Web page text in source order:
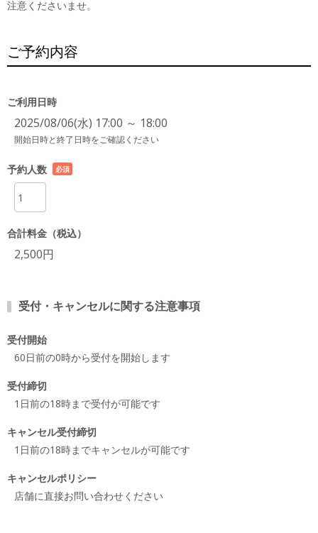
注意くださいませ。
ご予約内容
ご利用日時
2025/08/06(水) 17:00 ～ 18:00
開始日時と終了日時をご確認ください
予約人数
必須
合計料金（税込）
2,500円
受付・キャンセルに関する注意事項
受付開始
60日前の0時から受付を開始します
受付締切
1日前の18時まで受付が可能です
キャンセル受付締切
1日前の18時までキャンセルが可能です
キャンセルポリシー
店舗に直接お問い合わせください